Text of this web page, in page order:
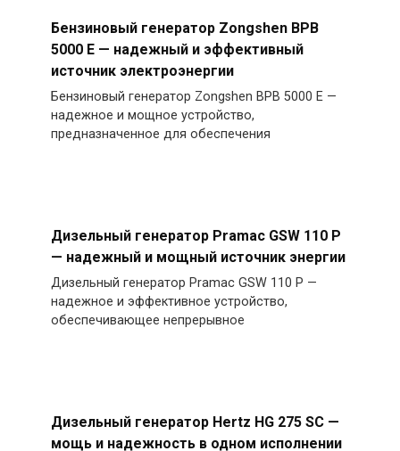
Бензиновый генератор Zongshen BPB
5000 E — надежный и эффективный
источник электроэнергии
Бензиновый генератор Zongshen BPB 5000 E —
надежное и мощное устройство,
предназначенное для обеспечения
Дизельный генератор Pramac GSW 110 P
— надежный и мощный источник энергии
Дизельный генератор Pramac GSW 110 P —
надежное и эффективное устройство,
обеспечивающее непрерывное
Дизельный генератор Hertz HG 275 SC —
мощь и надежность в одном исполнении